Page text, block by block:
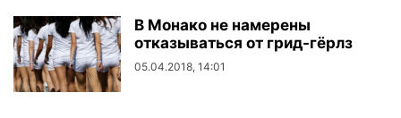
В Монако не намерены
отказываться от грид-гёрлз
05.04.2018, 14:01